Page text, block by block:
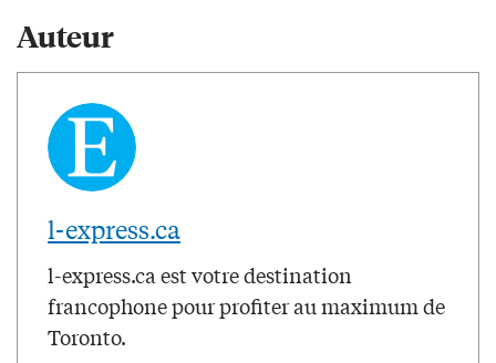
Auteur
l-express.ca
l-express.ca est votre destination
francophone pour profiter au maximum de
Toronto.